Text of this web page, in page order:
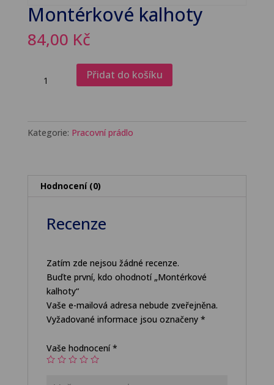
Montérkové kalhoty
84,00 Kč
kalhoty
Přidat do košíku
Kategorie: Pracovní prádlo
Hodnocení (0)
Recenze
Zatím zde nejsou žádné recenze.
Buďte první, kdo ohodnotí „Montérkové
kalhoty“
Vaše e-mailová adresa nebude zveřejněna.
Vyžadované informace jsou označeny *
Vaše hodnocení*